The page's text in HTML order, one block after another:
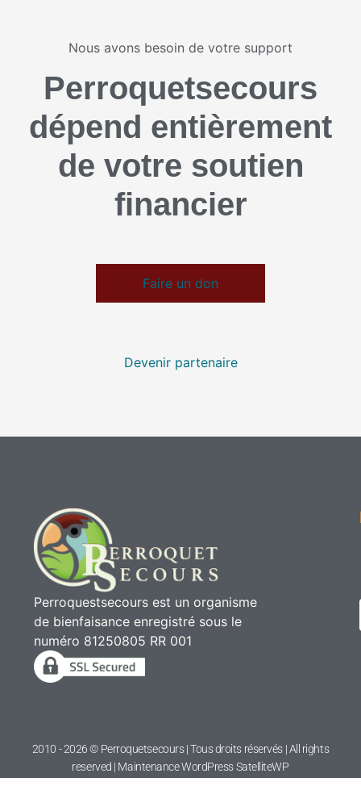
Nous avons besoin de votre support
Perroquetsecours
dépend entièrement
de votre soutien
financier
Faire un don
Devenir partenaire
Perroquestsecours est un organisme
de bienfaisance enregistré sous le
numéro 81250805 RR 001
2010 - 2026 © Perroquetsecours | Tous droits réservés | All rights
reserved | Maintenance WordPressSatelliteWP